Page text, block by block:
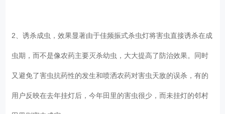
2、诱杀成虫，效果显著由于佳频振式杀虫灯将害虫直接诱杀在成
虫期，而不是像农药主要灭杀幼虫，大大提高了防治效果。同时
又避免了害虫抗药性的发生和喷洒农药对害虫天敌的误杀，有的
用户反映在去年挂灯后，今年田里的害虫很少，而未挂灯的邻村